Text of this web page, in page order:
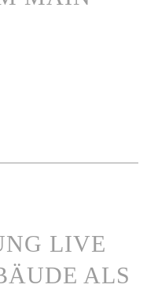
LIVE
ALS